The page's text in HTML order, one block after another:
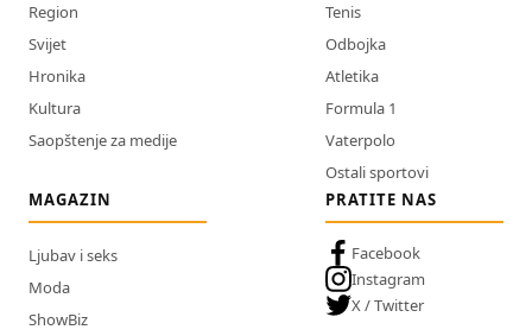
Region
Svijet
Hronika
Kultura
Saopštenje za medije
Tenis
Odbojka
Atletika
Formula 1
Vaterpolo
Ostali sportovi
MAGAZIN
Ljubav i seks
Moda
ShowBiz
PRATITE NAS
Facebook
Instagram
X / Twitter